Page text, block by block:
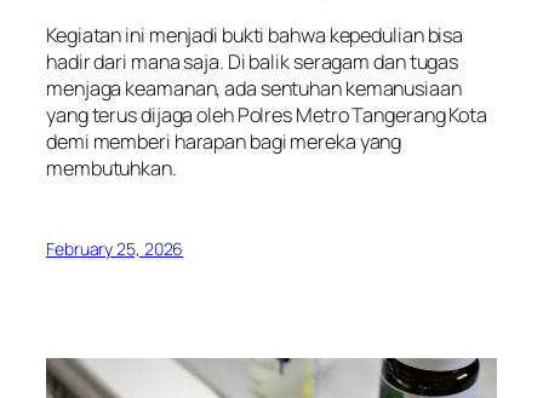
Kegiatan ini menjadi bukti bahwa kepedulian bisa
hadir dari mana saja. Di balik seragam dan tugas
menjaga keamanan, ada sentuhan kemanusiaan
yang terus dijaga oleh Polres Metro Tangerang Kota
demi memberi harapan bagi mereka yang
membutuhkan.
February 25, 2026